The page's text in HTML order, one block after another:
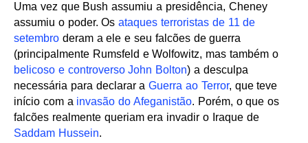
Uma vez que Bush assumiu a presidência, Cheney
assumiu o poder. Osataques terroristas de 11 de
setembro deram a ele e seu falcões de guerra
(principalmente Rumsfeld e Wolfowitz, mas também o
belicoso e controverso John Bolton) a desculpa
necessária para declarar aGuerra ao Terror, que teve
início com a invasão do Afeganistão. Porém, o que os
falcões realmente queriam era invadir o Iraque de
Saddam Hussein.